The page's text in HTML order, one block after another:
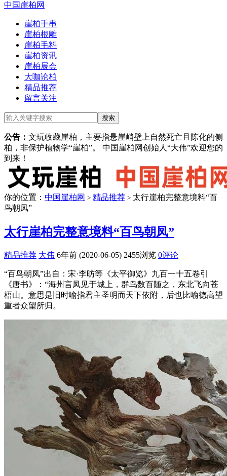
中国崖柏网
崖柏手串
崖柏根雕
崖柏毛料
崖柏资讯
崖柏展会
大咖论柏
精品推荐
留言关注
公告： 文玩收藏崖柏，主要指悬崖峭壁上自然死亡且陈化的侧
柏，非保护植物学“崖柏”。 中国崖柏网创始人“大伟”欢迎您的
到来！
你的位置： 中国崖柏网 > 精品推荐 > 太行崖柏完整意境料“百
鸟朝凤”
太行崖柏完整意境料“百鸟朝凤”
精品推荐 大伟 6年前 (2020-06-05) 2455浏览 0评论
“百鸟朝凤”出自：宋·李昉等《太平御览》九百一十五卷引
《唐书》：“海州言凤见于城上，群鸟数百随之，东北飞向苍
梧山。意思是旧时喻指君主圣明而天下依附，后也比喻德高望
重者众望所归。